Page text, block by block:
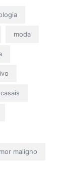
moda
maligno